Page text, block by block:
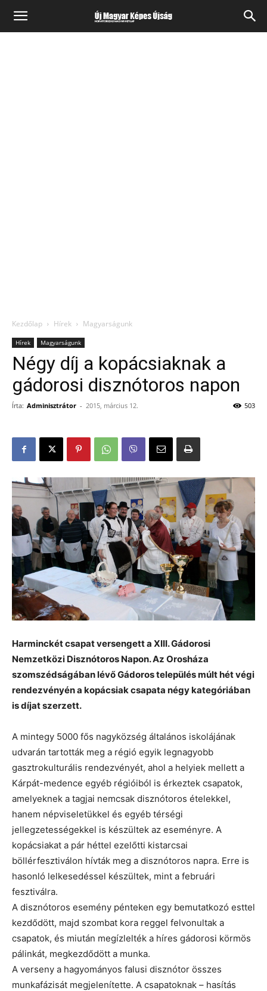
Kezdőlap Hírek Magyarságunk
Hírek Magyarságunk
Négy díj a kopácsiaknak a
gádorosi disznótoros napon
Írta: Adminisztrátor - 2015, március 12. 503
Harminckét csapat versengett a XIII. Gádorosi
Nemzetközi Disznótoros Napon. Az Orosháza
szomszédságában lévő Gádoros település múlt hét végi
rendezvényén a kopácsiak csapata négy kategóriában
is díjat szerzett.
A mintegy 5000 fős nagyközség általános iskolájának
udvarán tartották meg a régió egyik legnagyobb
gasztrokulturális rendezvényét, ahol a helyiek mellett a
Kárpát-medence egyéb régióiból is érkeztek csapatok,
amelyeknek a tagjai nemcsak disznótoros ételekkel,
hanem népviseletükkel és egyéb térségi
jellegzetességekkel is készültek az eseményre. A
kopácsiakat a pár héttel ezelőtti kistarcsai
böllérfesztiválon hívták meg a disznótoros napra. Erre is
hasonló lelkesedéssel készültek, mint a februári
fesztiválra.
A disznótoros esemény pénteken egy bemutatkozó esttel
kezdődött, majd szombat kora reggel felvonultak a
csapatok, és miután megízlelték a híres gádorosi körmös
pálinkát, megkezdődött a munka.
A verseny a hagyományos falusi disznótor összes
munkafázisát megjelenítette. A csapatoknak – hasítás